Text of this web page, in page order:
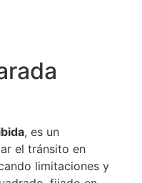
, es un
el tránsito en
limitaciones y